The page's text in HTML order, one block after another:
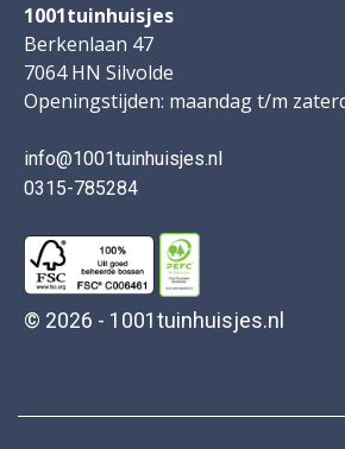
1001tuinhuisjes
Berkenlaan 47
7064 HN Silvolde
Openingstijden: maandag t/m
info@1001tuinhuisjes.nl
0315-785284
© 2026 - 1001tuinhuisjes.nl